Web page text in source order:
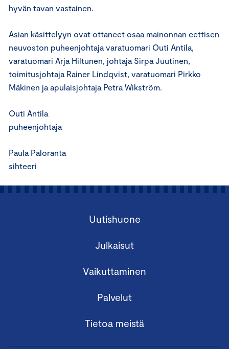
hyvän tavan vastainen.
Asian käsittelyyn ovat ottaneet osaa mainonnan eettisen
neuvoston puheenjohtaja varatuomari Outi Antila,
varatuomari Arja Hiltunen, johtaja Sirpa Juutinen,
toimitusjohtaja Rainer Lindqvist, varatuomari Pirkko
Mäkinen ja apulaisjohtaja Petra Wikström.
Outi Antila
puheenjohtaja
Paula Paloranta
sihteeri
Uutishuone
Julkaisut
Vaikuttaminen
Palvelut
Tietoa meistä